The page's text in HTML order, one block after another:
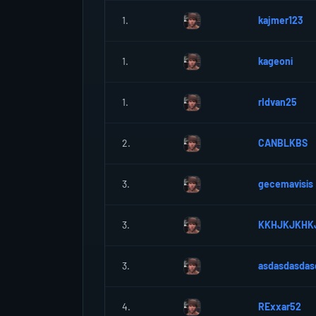
1. kajmer123
1. kageoni
1. rIdvan25
2. CANBLKBS
3. gecemavisis
3.
3.
4. RExxar52